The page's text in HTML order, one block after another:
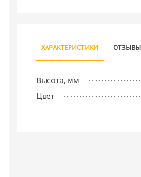
Расходные материалы
ХАРАКТЕРИСТИКИ ОТЗЫВЫ
Высота, мм
Цвет